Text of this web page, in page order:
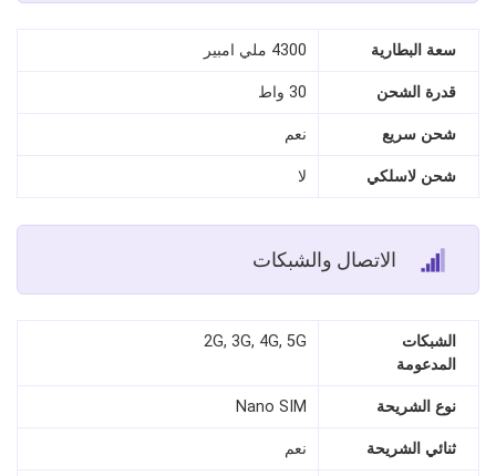
سعة البطارية 4300 ملي امبير
قدرة الشحن 30 واط
شحن سريع نعم
شحن لاسلكي لا
الاتصال والشبكات
الشبكات
المدعومة
2G, 3G, 4G, 5G
نوع الشريحة Nano SIM
ثنائي الشريحة نعم